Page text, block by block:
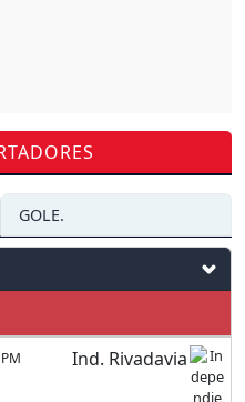
GOLE.
Ind. Rivadavia